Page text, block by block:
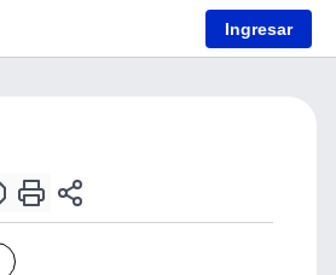
Ingresar